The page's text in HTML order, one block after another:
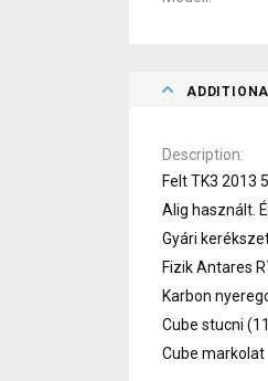
Description
Felt TK3 2013
Alig használt.
Gyári
Fizik Antares
Karbon
Cube stucni
Cube markolat